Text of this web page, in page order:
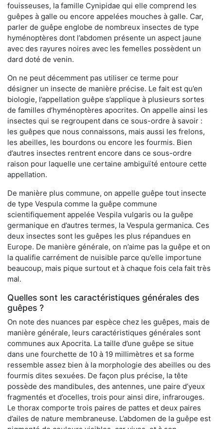
fouisseuses, la famille Cynipidae qui elle comprend les
guêpes à galle ou encore appelées mouches à galle. Car,
parler de guêpe englobe de nombreux insectes de type
hyménoptères dont l’abdomen présente un aspect jaune
avec des rayures noires avec les femelles possèdent un
dard doté de venin.
On ne peut décemment pas utiliser ce terme pour
désigner un insecte de manière précise. Le fait est qu’en
biologie, l’appellation guêpe s’applique à plusieurs sortes
de familles d’hyménoptères apocrites. On appelle ainsi les
insectes qui se regroupent dans ce sous-ordre à savoir :
les guêpes que nous connaissons, mais aussi les frelons,
les abeilles, les bourdons ou encore les fourmis. Bien
d’autres insectes rentrent encore dans ce sous-ordre
raison pour laquelle une certaine ambiguïté entoure cette
appellation.
De manière plus commune, on appelle guêpe tout insecte
de type Vespula comme la guêpe commune
scientifiquement appelée Vespila vulgaris ou la guêpe
germanique en d’autres termes, la Vespula germanica. Ces
deux insectes sont les guêpes les plus répandues en
Europe. De manière générale, on n’aime pas la guêpe et on
la qualifie carrément de nuisible parce qu’elle importune
beaucoup, mais pique surtout et à chaque fois cela fait très
mal.
Quelles sont les caractéristiques générales des
guêpes ?
On note des nuances par espèce chez les guêpes, mais de
manière générale, leurs caractéristiques générales sont
communes aux Apocrita. La taille d’une guêpe se situe
dans une fourchette de 10 à 19 millimètres et sa forme
ressemble assez bien à la morphologie des abeilles ou des
fourmis dites sexuées. De façon plus précise, la tête
possède des mandibules, des antennes, une paire d’yeux
fragmentés et d’ocelles, trois pour ainsi dire, infrarouges.
Le thorax comporte trois paires de pattes et deux paires
d’ailes de nature membraneuse. L’abdomen de la guêpe est